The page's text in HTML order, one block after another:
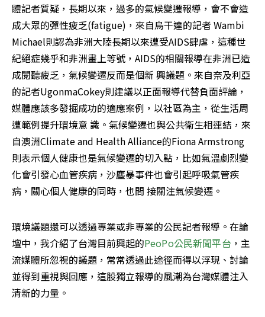
體記者質疑，長期以來，過多的氣候變遷報導，會不會造
成大眾的彈性疲乏(fatigue)，來自烏干達的記者 Wambi
Michael則認為非洲大陸長期以來遭受AIDS肆虐，這種世
紀絕症幾乎和非洲畫上等號，AIDS的相關報導在非洲已造
成閱聽疲乏，氣候變遷反而是個新 興議題。來自奈及利亞
的記者UgonmaCokey則建議以正面報導代替負面評論，
媒體應該多發掘成功的適應案例，以社區為主，從生活周
遭範例提升環境意 識。氣候變遷也與公共衛生相連結，來
自澳洲Climate and Health Alliance的Fiona Armstrong
則表示個人健康也是氣候變遷的切入點，比如氣溫劇烈變
化會引發心血管疾病，沙塵暴事件也會引起呼吸氣管疾
病，關心個人健康的同時，也間 接關注氣候變遷。
環境議題還可以透過專業或非專業的公民記者報導。在論
壇中，我介紹了台灣目前興起的PeoPo公民新聞平台 ，主
流媒體所忽視的議題，常常透過此途徑而得以浮現、討論
並得到重視與回應，這股獨立報導的風潮為台灣媒體注入
清新的力量。